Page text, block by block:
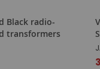
Black radio-
transformers